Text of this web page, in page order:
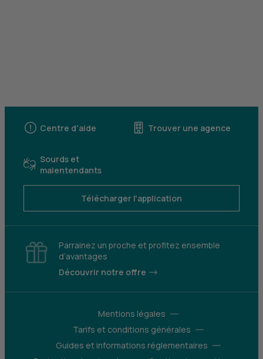
Centre d'aide Trouver une agence
Sourds et
malentendants
Télécharger l'application
Parrainez un proche et profitez ensemble
d’avantages
Découvrir notre offre
Mentions légales
Tarifs et conditions générales
Guides et informations réglementaires